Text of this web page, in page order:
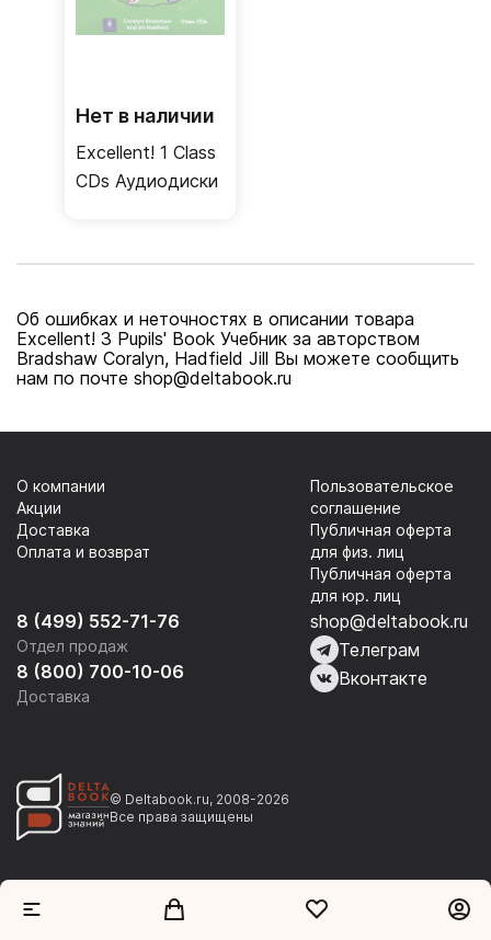
Нет в наличии
Excellent! 1 Class
CDs Аудиодиски
Об ошибках и неточностях в описании товара
Excellent! 3 Pupils' Book Учебник за авторством
Bradshaw Coralyn, Hadfield Jill Вы можете сообщить
нам по почте shop@deltabook.ru
8 (499) 552-71-76
Отдел продаж
8 (800) 700-10-06
Доставка
О компании
Акции
Доставка
Оплата и возврат
Пользовательское
соглашение
Публичная оферта
для физ. лиц
Публичная оферта
для юр. лиц
shop@deltabook.ru
Телеграм
Вконтакте
© Deltabook.ru, 2008-2026
Все права защищены